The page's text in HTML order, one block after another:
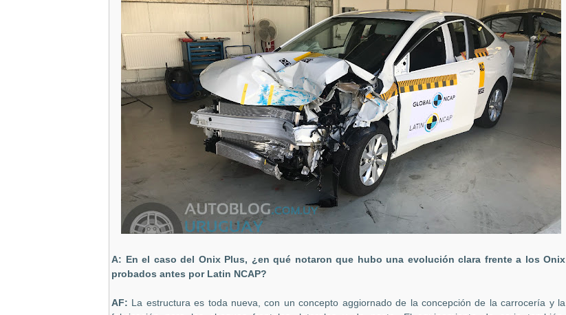
A: En el caso del Onix Plus, ¿en qué notaron que hubo una evolución clara frente a los Onix
probados antes por Latin NCAP?
AF:
La estructura es toda nueva, con un concepto aggiornado de la concepción de la carrocería y la